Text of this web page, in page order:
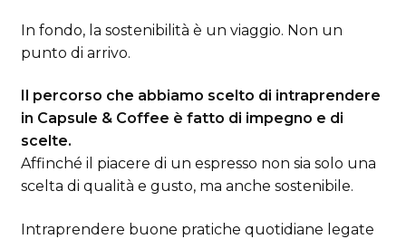
In fondo, la sostenibilità è un viaggio. Non un
punto di arrivo.
Il percorso che abbiamo scelto di intraprendere
in Capsule & Coffee è fatto di impegno e di
scelte.
Affinché il piacere di un espresso non sia solo una
scelta di qualità e gusto, ma anche sostenibile.
Intraprendere buone pratiche quotidiane legate